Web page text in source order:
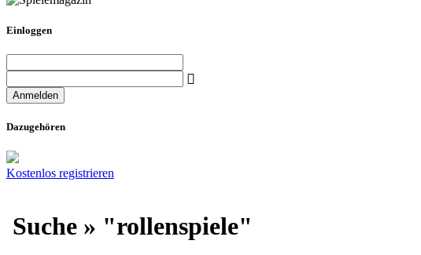
Einloggen
Dazugehören
Kostenlos registrieren
Suche » "rollenspiele"